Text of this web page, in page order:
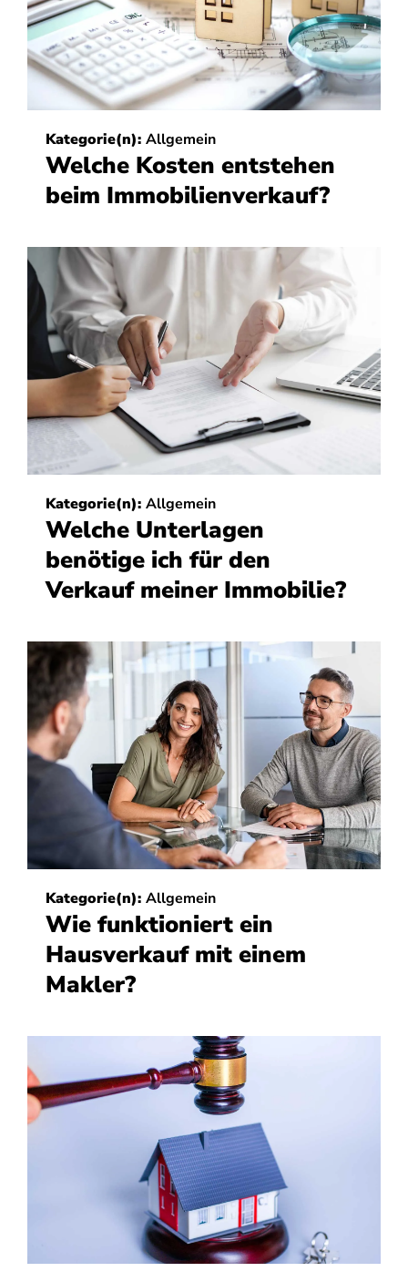
Kategorie(n): Allgemein
Welche Kosten entstehen
beim Immobilienverkauf?
Kategorie(n): Allgemein
Welche Unterlagen
benötige ich für den
Verkauf meiner Immobilie?
Kategorie(n): Allgemein
Wie funktioniert ein
Hausverkauf mit einem
Makler?